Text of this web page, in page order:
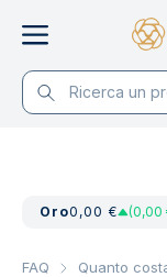
Oro0,00 € (0,00
FAQ Quanto